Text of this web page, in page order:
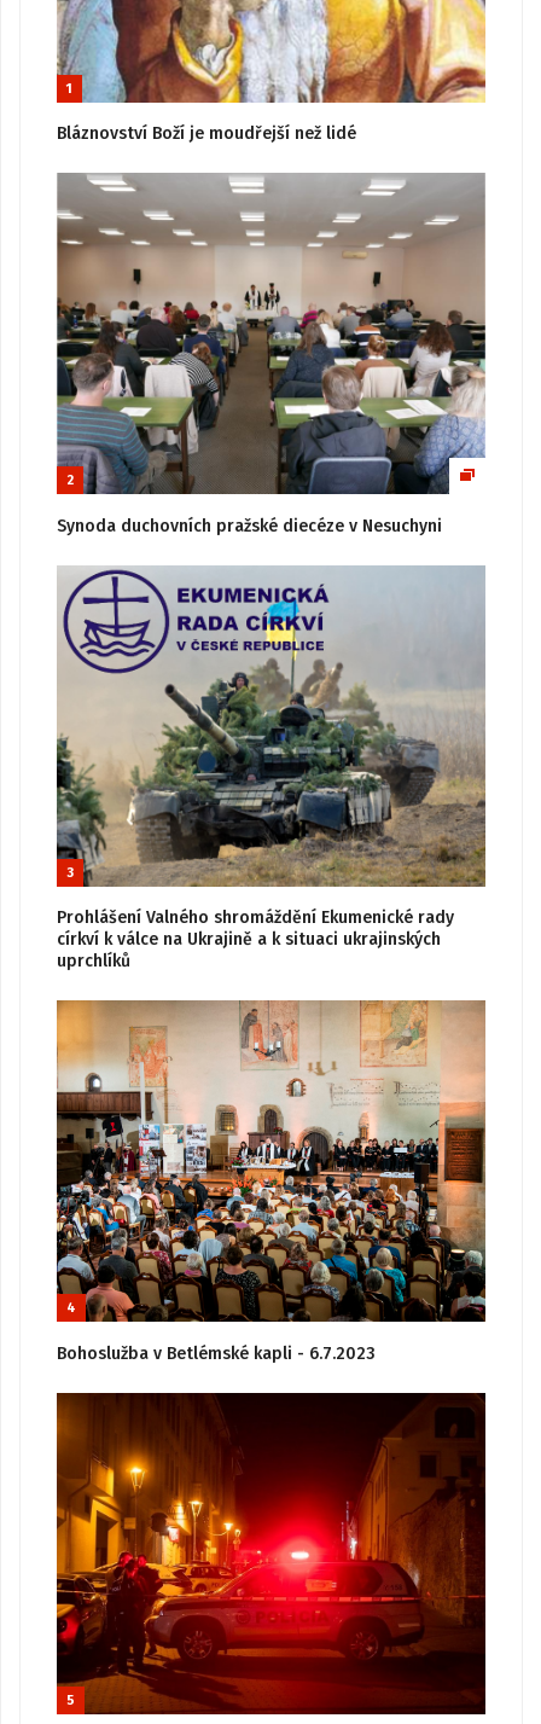
1
Bláznovství Boží je moudřejší než lidé
2
Synoda duchovních pražské diecéze v Nesuchyni
3
Prohlášení Valného shromáždění Ekumenické rady
církví k válce na Ukrajině a k situaci ukrajinských
uprchlíků
4
Bohoslužba v Betlémské kapli - 6.7.2023
5